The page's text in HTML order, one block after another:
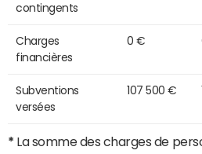
contingents
Charges
financières
0 €
Subventions
versées
107 500 €
* La somme des charges de